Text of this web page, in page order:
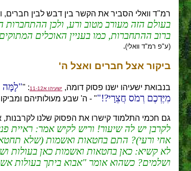
רמ"ד וואלי הסביר את הקשר בין דבש לבין חברים,
בעולם הזה מעורב מטוב ורע, ולכן ההתחברות
ברוב ההתחברות, כמו בעניין האוכלים
(ע"פ רמ"ד וואלי).
ביקור אצל חברים ואצל ה'
בנבואת ישעיהו ישנו פסוק דומה, ישעיהו א11-12 : " לָמָּה
מִיֶּדְכֶם רְמֹס חֲצֵרָי?!
" - ה' שבע מעולותיהם
גם חכמי התלמוד קישרו את הפסוק שלנו
לקרבן יש לה שיעור! וריש לקיש אמר: ראיית
אחי ורעי)? התם בחטאות ואשמות (שלא תחטא
לא קשיא: כאן בחטאות ואשמות כאן בעולות
ושלמים? כשהוא אומר "אבוא ביתך בעולות